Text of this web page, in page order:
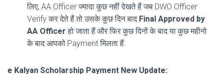
लिए, AA Officer ज्यादा कुछ नहीं देखते हैं जब DWO Officer
Verify कर देते हैं तो उसके कुछ दिन बाद Final Approved by
AA Officer हो जाता हैं और फिर कुछ दिनों के बाद या कुछ महीनो
के बाद आपको Payment मिलता हैं.
e Kalyan Scholarship Payment New Update: